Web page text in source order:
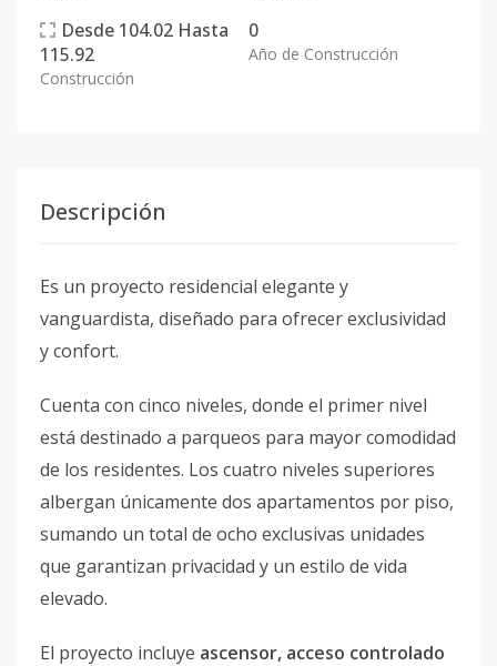
Desde 104.02 Hasta
115.92
Construcción
0
Año de Construcción
Descripción
Es un proyecto residencial elegante y
vanguardista, diseñado para ofrecer exclusividad
y confort.
Cuenta con cinco niveles, donde el primer nivel
está destinado a parqueos para mayor comodidad
de los residentes. Los cuatro niveles superiores
albergan únicamente dos apartamentos por piso,
sumando un total de ocho exclusivas unidades
que garantizan privacidad y un estilo de vida
elevado.
El proyecto incluye ascensor, acceso controlado